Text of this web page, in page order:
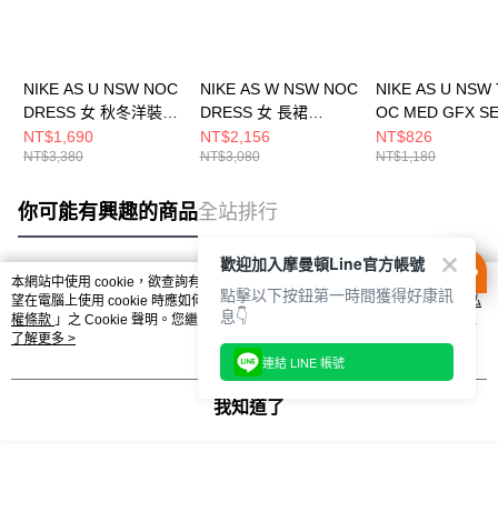
NIKE AS U NSW NOC
DRESS 女 秋冬洋裝
FV7805121
NT$1,690
NT$3,380
NIKE AS W NSW NOC
DRESS 女 長裙
HJ0537010
NT$2,156
NT$3,080
NIKE AS U NSW
OC MED GFX
男 短袖上衣
HQ9259114
NT$826
NT$1,180
你可能有興趣的商品全站排行
熱門標籤
本網站中使用 cookie，欲查詢有關本網站使用 cookie 方式之詳情，及若您不希
望在電腦上使用 cookie 時應如何變更電腦的 cookie 設定，請參閱本網站「
隱私
權條款 」之 Cookie 聲明。您繼續使用本網站即表示您同意本公司得按本網站使
用條款之 Cookie 聲明使用 cookie。
了解更多 >
我知道了
歡迎加入摩曼頓Line官方帳號
點擊以下按鈕第一時間獲得好康訊
息👇
連結 LINE 帳號